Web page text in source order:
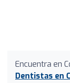
Encuentra en
Dentistas en